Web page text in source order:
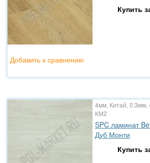
Купить
Добавить к сравнению
4мм, Китай, 0.3мм,
КМ2
SPC ламинат
Дуб Монти
Купить